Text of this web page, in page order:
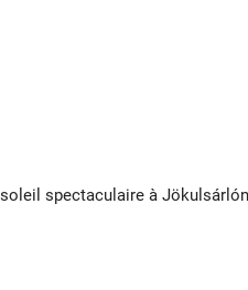
spectaculaire à